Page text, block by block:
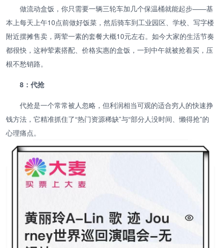
做流动盒饭，你只需要一辆三轮车加几个保温桶就能起步——基
本上每天上午10点前做好饭菜，然后骑车到工业园区、学校、写字楼
附近摆摊售卖，两荤一素的套餐大概10元左右。如今大家的生活节奏
都很快，这种荤素搭配、价格实惠的盒饭，一到中午就被抢着买，压
根不愁销路。
8：代抢
代抢是一个常常被人忽略，但利润相当可观的适合穷人的快速挣
钱方法，它精准抓住了“热门资源稀缺”与“部分人没时间、懒得抢”的
心理痛点。